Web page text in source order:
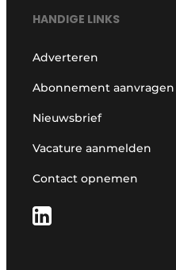
HANDIGE LINKS
Adverteren
Abonnement aanvragen
Nieuwsbrief
Vacature aanmelden
Contact opnemen